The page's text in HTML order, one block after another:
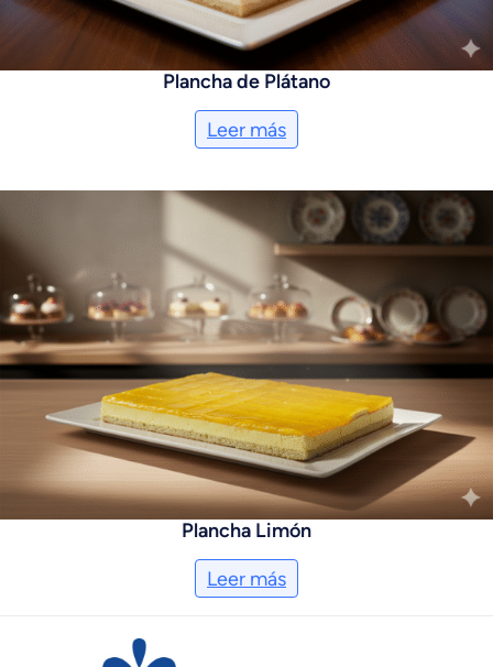
Plancha de Plátano
Leer más
Plancha Limón
Leer más